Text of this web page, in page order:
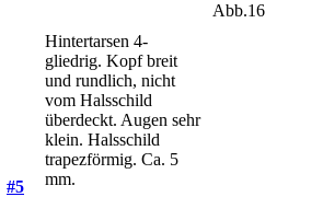
Abb.16
#5
Hintertarsen 4-
gliedrig. Kopf breit
und rundlich, nicht
vom Halsschild
überdeckt. Augen sehr
klein. Halsschild
trapezförmig. Ca. 5
mm.